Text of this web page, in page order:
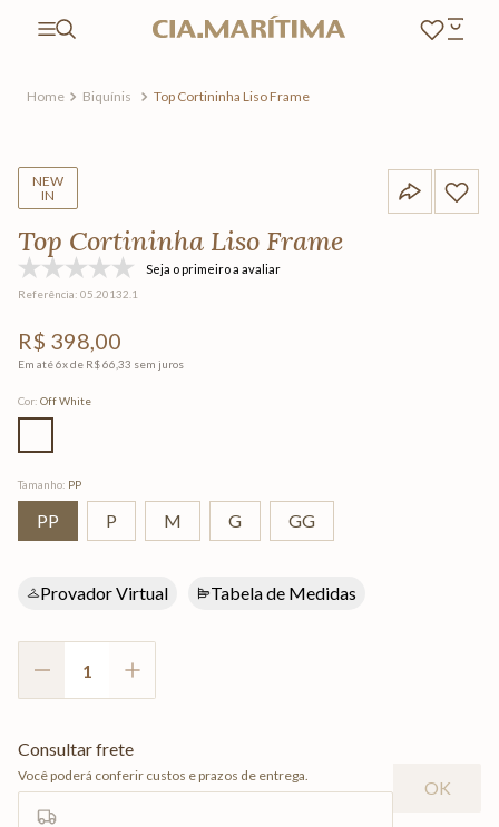
Biquínis Top Cortininha Liso Frame
NEW
IN
Top Cortininha Liso Frame
Seja o primeiro a avaliar
Referência: 05.20132.1
R$ 398,00
Em até6x de R$66 33 sem juros
Cor: Off White
Tamanho: PP
PP P M G GG
Provador Virtual Tabela de Medidas